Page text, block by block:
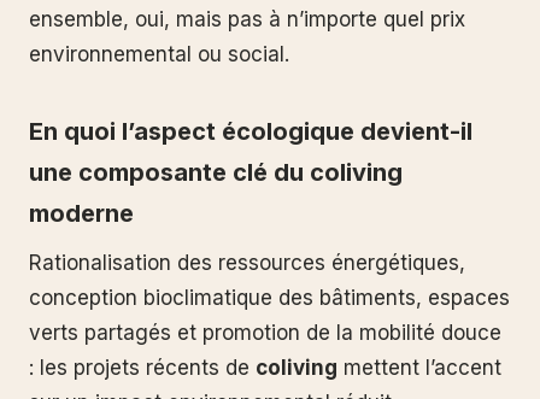
ensemble, oui, mais pas à n’importe quel prix
environnemental ou social.
En quoi l’aspect écologique devient-il
une composante clé du coliving
moderne
Rationalisation des ressources énergétiques,
conception bioclimatique des bâtiments, espaces
verts partagés et promotion de la mobilité douce
: les projets récents de coliving mettent l’accent